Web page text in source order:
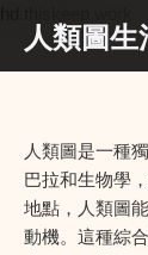
人類圖
人類圖是一種
巴拉和生物學
地點，人類圖
動機。這種綜